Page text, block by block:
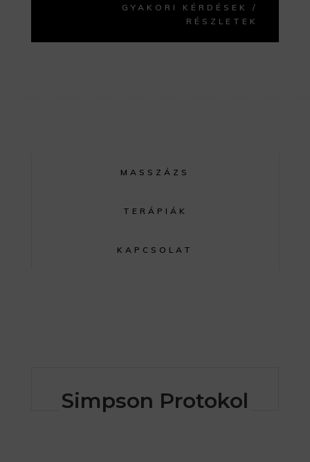
GYAKORI KÉRDÉSEK /
RÉSZLETEK
MASSZÁZS
TERÁPIÁK
KAPCSOLAT
Simpson Protokol